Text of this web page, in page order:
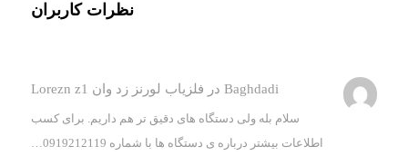
نظرات کاربران
Baghdadi در فلزیاب لورنز زد وان Lorezn z1
سلام بله ولی دستگاه های دقیق تر هم داریم. برای کسب
اطلاعات بیشتر درباره ی دستگاه ها با شماره 0919212119…